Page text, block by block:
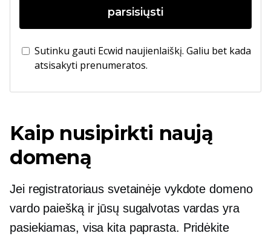
parsisiųsti
Sutinku gauti Ecwid naujienlaiškį. Galiu bet kada
atsisakyti prenumeratos.
Kaip nusipirkti naują
domeną
Jei registratoriaus svetainėje vykdote domeno
vardo paiešką ir jūsų sugalvotas vardas yra
pasiekiamas, visa kita paprasta. Pridėkite